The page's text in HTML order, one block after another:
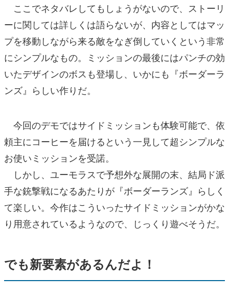
ここでネタバレしてもしょうがないので、ストーリ
ーに関しては詳しくは語らないが、内容としてはマッ
プを移動しながら来る敵をなぎ倒していくという非常
にシンプルなもの。ミッションの最後にはパンチの効
いたデザインのボスも登場し、いかにも『ボーダーラ
ンズ』らしい作りだ。
今回のデモではサイドミッションも体験可能で、依
頼主にコーヒーを届けるという一見して超シンプルな
お使いミッションを受諾。
しかし、ユーモラスで予想外な展開の末、結局ド派
手な銃撃戦になるあたりが『ボーダーランズ』らしく
て楽しい。今作はこういったサイドミッションがかな
り用意されているようなので、じっくり遊べそうだ。
でも新要素があるんだよ！